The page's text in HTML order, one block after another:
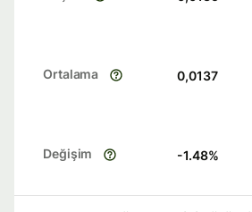
Ortalama 0,0137
Değişim -1.48%